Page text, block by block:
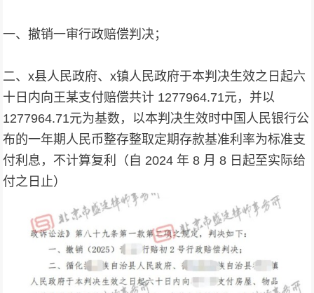
一、撤销一审行政赔偿判决；
二、x县人民政府、x镇人民政府于本判决生效之日起六
十日内向王某支付赔偿共计 1277964.71元，并以
1277964.71元为基数，以本判决生效时中国人民银行公
布的一年期人民币整存整取定期存款基准利率为标准支
付利息，不计算复利（自 2024 年 8 月 8 日起至实际给
付之日止）